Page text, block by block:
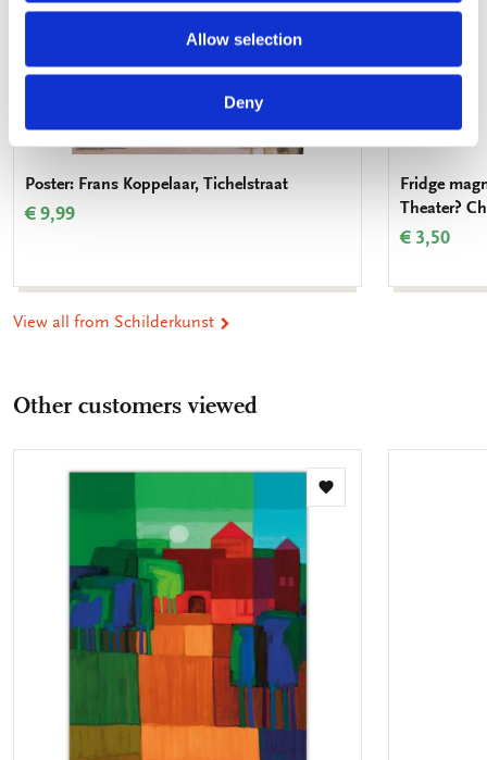
Allow selection
Deny
Poster: Frans Koppelaar, Tichelstraat
€ 9,99
Fridge
Theater?
€ 3,50
View all from Schilderkunst
Other customers viewed
Add